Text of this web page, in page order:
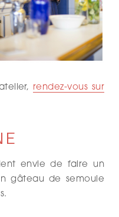
rendez-vous sur
envie de faire un
gâteau de semoule